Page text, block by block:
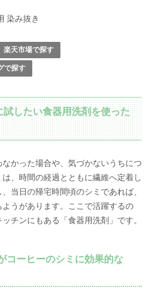
染み抜き
楽天市場で探す
で探す
試したい食器用洗剤を使った
かった場合や、気づかないうちにつ
、時間の経過とともに繊維へ定着し
当日の帰宅時間頃のシミであれば、
ようがあります。ここで活躍するの
チンにもある「食器用洗剤」です。
コーヒーのシミに効果的な